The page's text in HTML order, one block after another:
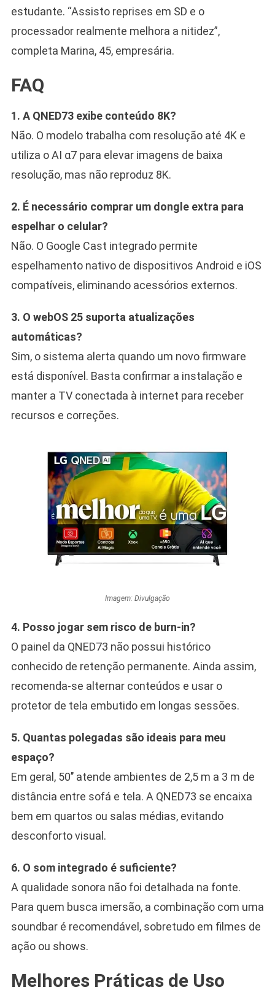
estudante. “Assisto reprises em SD e o
processador realmente melhora a nitidez”,
completa Marina, 45, empresária.
FAQ
1. A QNED73 exibe conteúdo 8K?
Não. O modelo trabalha com resolução até 4K e
utiliza o AI α7 para elevar imagens de baixa
resolução, mas não reproduz 8K.
2. É necessário comprar um dongle extra para
espelhar o celular?
Não. O Google Cast integrado permite
espelhamento nativo de dispositivos Android e iOS
compatíveis, eliminando acessórios externos.
3. O webOS 25 suporta atualizações
automáticas?
Sim, o sistema alerta quando um novo firmware
está disponível. Basta confirmar a instalação e
manter a TV conectada à internet para receber
recursos e correções.
Imagem: Divulgação
4. Posso jogar sem risco de burn-in?
O painel da QNED73 não possui histórico
conhecido de retenção permanente. Ainda assim,
recomenda-se alternar conteúdos e usar o
protetor de tela embutido em longas sessões.
5. Quantas polegadas são ideais para meu
espaço?
Em geral, 50’’ atende ambientes de 2,5 m a 3 m de
distância entre sofá e tela. A QNED73 se encaixa
bem em quartos ou salas médias, evitando
desconforto visual.
6. O som integrado é suficiente?
A qualidade sonora não foi detalhada na fonte.
Para quem busca imersão, a combinação com uma
soundbar é recomendável, sobretudo em filmes de
ação ou shows.
Melhores Práticas de Uso